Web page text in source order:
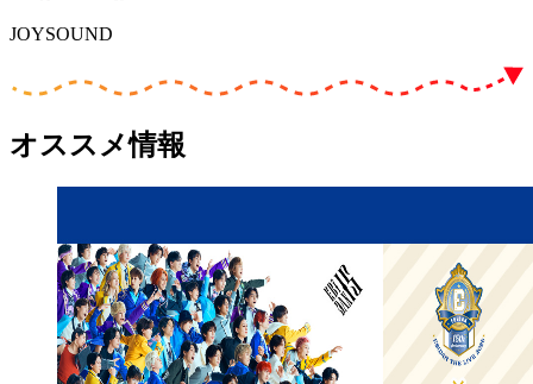
JOYSOUND
オススメ情報